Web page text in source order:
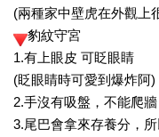
(兩種家中壁虎在外觀上
豹紋守宮
1.有上眼皮 可眨眼睛
(眨眼睛時可愛到爆炸阿)
2.手沒有吸盤，不能爬牆
3.尾巴會拿來存養分，